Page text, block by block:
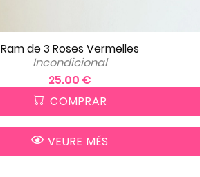
Ram de 3 Roses Vermelles
Incondicional
25.00 €
COMPRAR
VEURE MÉS